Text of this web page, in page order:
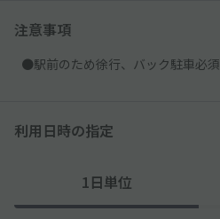
注意事項
●駅前のため徐行、バック駐車必須
利用日時の指定
1日単位